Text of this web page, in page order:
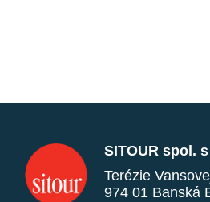
SITOUR spol.
Terézie
974 01 Banská